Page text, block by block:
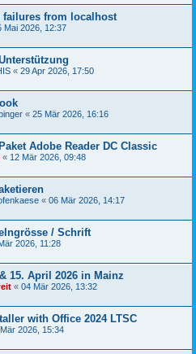
failures from localhost
Mai 2026, 12:37
« 29 Apr 2026, 17:50
« 25 Mär 2026, 16:16
Adobe Reader DC Classic
« 12 Mär 2026, 09:48
« 06 Mär 2026, 14:17
/ Schrift
2026, 11:28
15. April 2026 in Mainz
« 04 Mär 2026, 13:32
with Office 2024 LTSC
2026, 15:34